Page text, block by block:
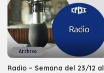
Archivo
Radio – Semana del 23/12 al